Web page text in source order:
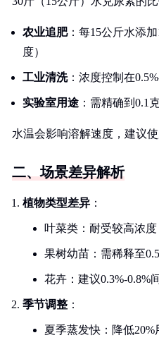
农业追肥：每15公斤水添
度）
工业清洗：浓度控制在
实验室用途 ：需精确到0.1
水温会影响溶解速度，建议
二、场景差异解析
植物类型差异 ：
叶菜类：耐受较高浓度
果树幼苗：需稀释至
花卉：建议0.3%-0.8%
季节调整 ：
夏季蒸发快：降低20%